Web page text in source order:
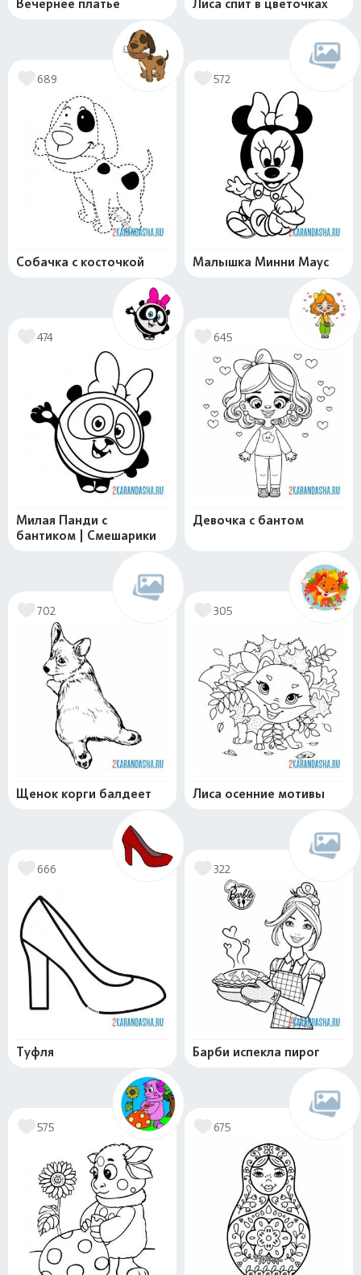
Вечернее платье Лиса спит в цветочках
689
Собачка с косточкой
572
Малышка Минни Маус
474
Милая Панди с
бантиком | Смешарики
645
Девочка с бантом
702
Щенок корги балдеет
305
Лиса осенние мотивы
666
Туфля
322
Барби испекла пирог
575 675